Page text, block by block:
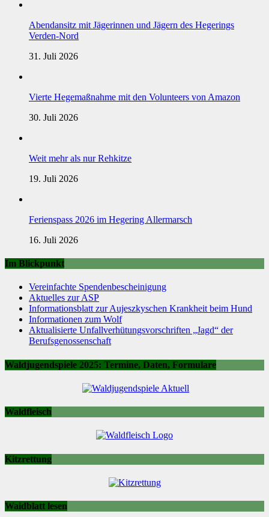
Abendansitz mit Jägerinnen und Jägern des Hegerings
Verden-Nord
31. Juli 2026
Vierte Hegemaßnahme mit den Volunteers von Amazon
30. Juli 2026
Weit mehr als nur Rehkitze
19. Juli 2026
Ferienspass 2026 im Hegering Allermarsch
16. Juli 2026
Im Blickpunkt
Vereinfachte Spendenbescheinigung
Aktuelles zur ASP
Informationsblatt zur Aujeszkyschen Krankheit beim Hund
Informationen zum Wolf
Aktualisierte Unfallverhütungsvorschriften „Jagd“ der
Berufsgenossenschaft
Waldjugendspiele 2025: Termine, Daten, Formulare
Waldfleisch
Kitzrettung
Waidblatt lesen